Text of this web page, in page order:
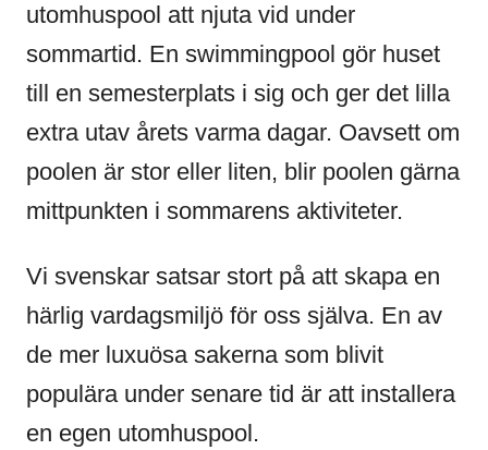
utomhuspool att njuta vid under
sommartid. En swimmingpool gör huset
till en semesterplats i sig och ger det lilla
extra utav årets varma dagar. Oavsett om
poolen är stor eller liten, blir poolen gärna
mittpunkten i sommarens aktiviteter.
Vi svenskar satsar stort på att skapa en
härlig vardagsmiljö för oss själva. En av
de mer luxuösa sakerna som blivit
populära under senare tid är att installera
en egen utomhuspool.